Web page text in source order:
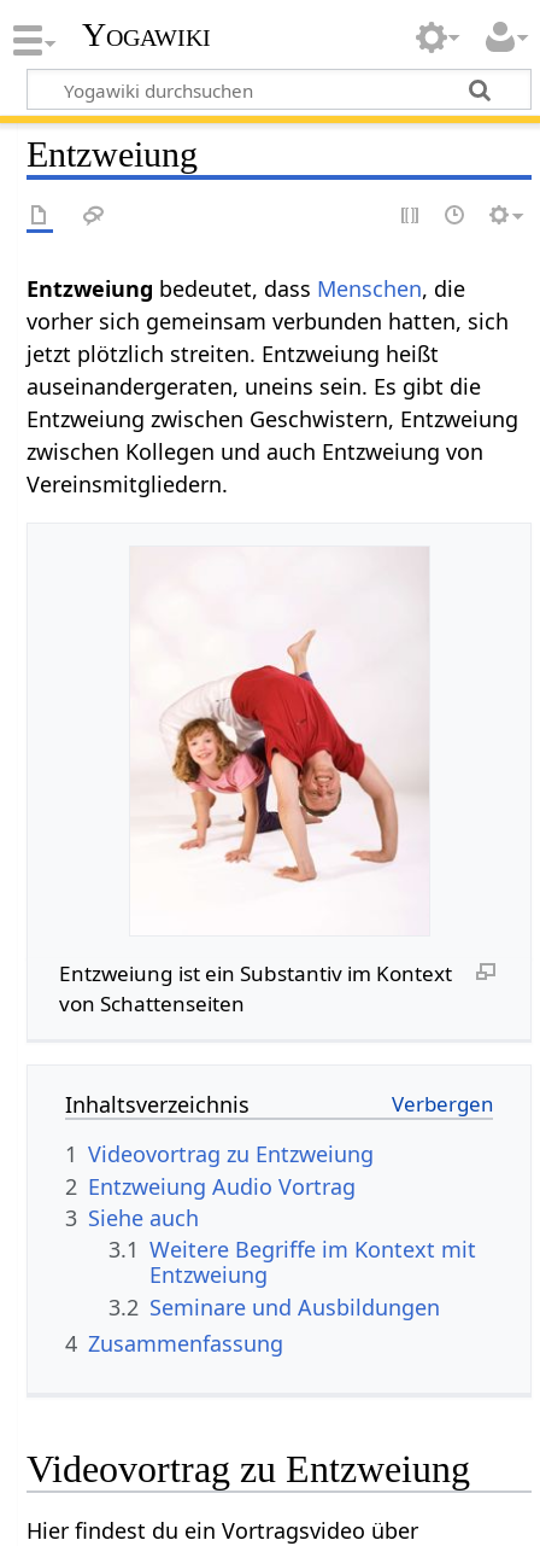
Yogawiki
Entzweiung
Entzweiung bedeutet, dass Menschen, die
vorher sich gemeinsam verbunden hatten, sich
jetzt plötzlich streiten. Entzweiung heißt
auseinandergeraten, uneins sein. Es gibt die
Entzweiung zwischen Geschwistern, Entzweiung
zwischen Kollegen und auch Entzweiung von
Vereinsmitgliedern.
Entzweiung‏‎ ist ein Substantiv im Kontext
von Schattenseiten
Inhaltsverzeichnis
1
2
Entzweiung‏‎ Audio Vortrag
3 Siehe auch
3.1 Weitere Begriffe im Kontext mit
3.2 Seminare und Ausbildungen
4 Zusammenfassung
Hier findest du ein Vortragsvideo über